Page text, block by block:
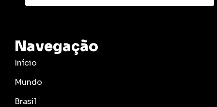
Navegação
Início
Mundo
Brasil